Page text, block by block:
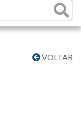
VOLTAR